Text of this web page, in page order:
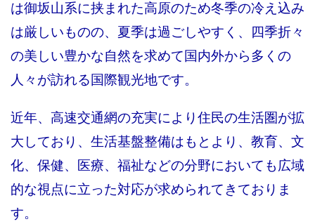
は御坂山系に挟まれた高原のため冬季の冷え込み
は厳しいものの、夏季は過ごしやすく、四季折々
の美しい豊かな自然を求めて国内外から多くの
人々が訪れる国際観光地です。
近年、高速交通網の充実により住民の生活圏が拡
大しており、生活基盤整備はもとより、教育、文
化、保健、医療、福祉などの分野においても広域
的な視点に立った対応が求められてきておりま
す。